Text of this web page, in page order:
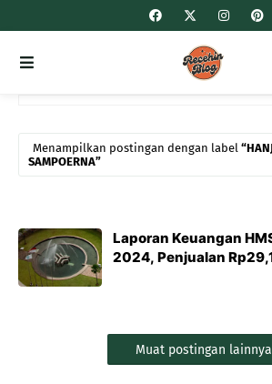
Menampilkan postingan dengan label
SAMPOERNA
Laporan Keuangan
2024, Penjualan
Muat postingan lainnya